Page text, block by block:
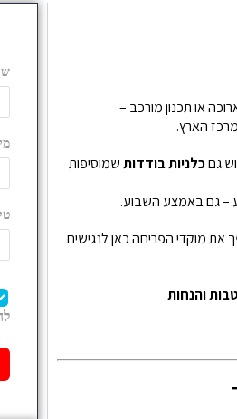
או תכנון מורכב –
הארץ.
גםכלניות בודדותשמוסיפות
– גם באמצע השבוע.
את מוקדי הפריחה כאן לנגישים
והנחות